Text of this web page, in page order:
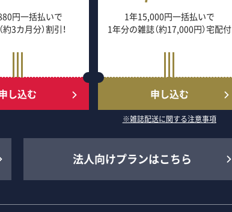
円一括払いで
3カ月分）割引！
し込む
1年15,000円一括払いで
1年分の雑誌（約17,000円）宅配付
申し込む
※雑誌配送に関する注意事項
法人向けプランはこちら